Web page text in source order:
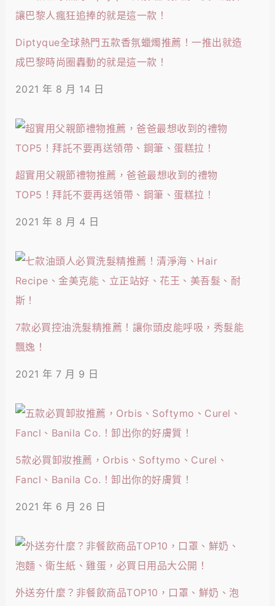
Diptyque全球熱門五款香氛蠟燭推薦！一推出就造
成巴黎時尚圈轟動的就是這一款！
2021 年 8 月 14 日
超實用父親節禮物推薦，爸爸最想收到的禮物
TOP5！拜託不要再送領帶、鋼筆、蛋糕拉！
2021 年 8 月 4 日
7款必買控油洗髮精推薦！讓你頭皮能呼吸，秀髮能
飄逸！
2021 年 7 月 9 日
5款必買卸妝推薦，Orbis、Softymo、Curel、
Fancl、Banila Co.！卸出你的好膚質！
2021 年 6 月 26 日
外送夯什麼？非餐飲商品TOP10，口罩、鮮奶、泡